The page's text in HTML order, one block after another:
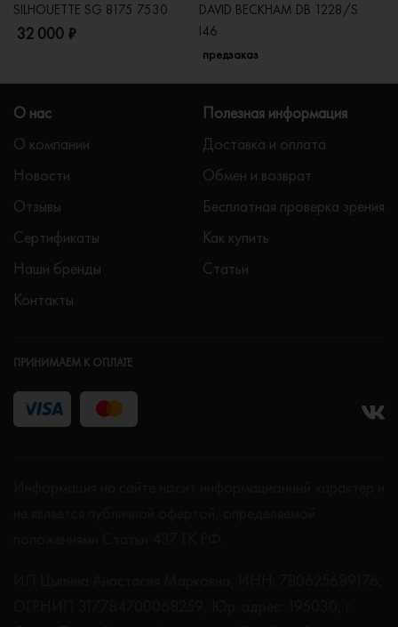
SILHOUETTE SG 8175 7530
32 000 ₽
DAVID BECKHAM DB 1228/S
I46
предзаказ
О нас
О компании
Новости
Отзывы
Сертификаты
Наши бренды
Контакты
Полезная информация
Доставка и оплата
Обмен и возврат
Бесплатная проверка зрения
Как купить
Статьи
ПРИНИМАЕМ К ОПЛАТЕ